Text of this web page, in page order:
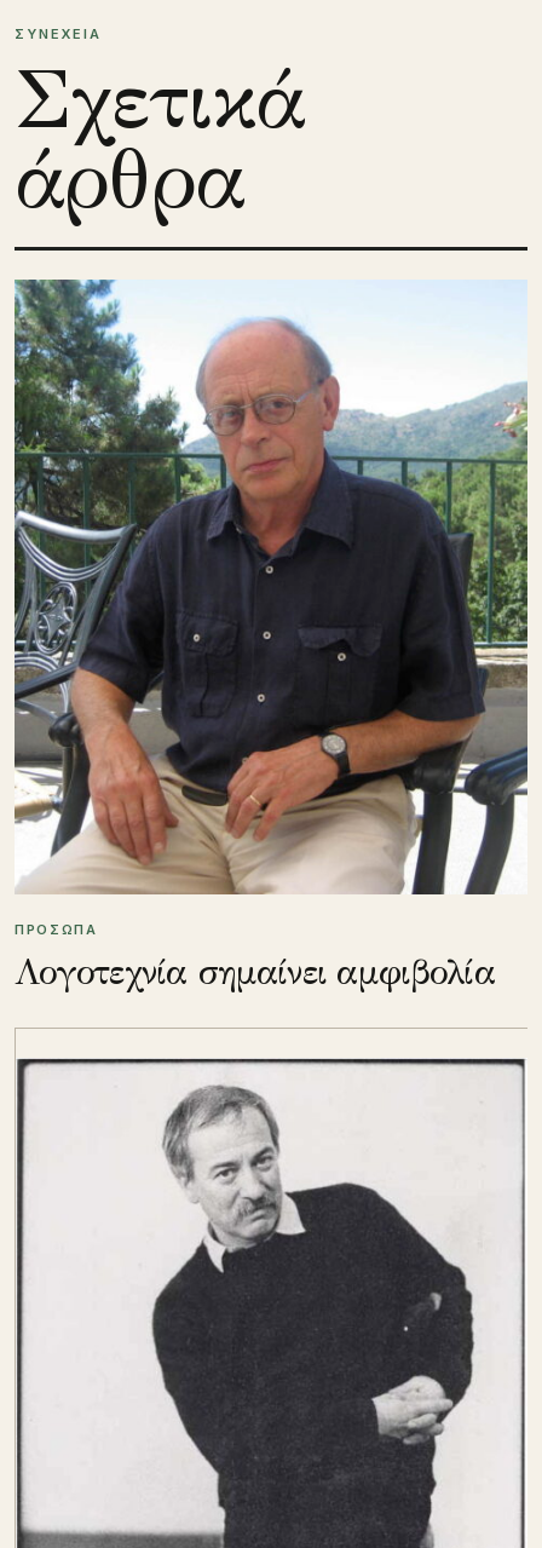
ΣΥΝΕΧΕΙΑ
Σχετικά
άρθρα
ΠΡΟΣΩΠΑ
Λογοτεχνία σημαίνει αμφιβολία